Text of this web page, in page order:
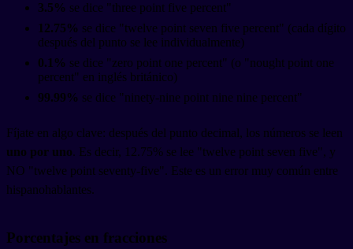
3.5% se dice "three point five percent"
12.75% se dice "twelve point seven five percent" (cada dígito
después del punto se lee individualmente)
0.1% se dice "zero point one percent" (o "nought point one
percent" en inglés británico)
99.99% se dice "ninety-nine point nine nine percent"
Fíjate en algo clave: después del punto decimal, los números se leen
uno por uno. Es decir, 12.75% se lee "twelve point seven five", y
NO "twelve point seventy-five". Este es un error muy común entre
hispanohablantes.
Porcentajes en fracciones